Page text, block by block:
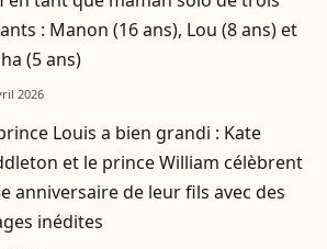
: Manon (16 ans), Lou (8 ans) et
(5 ans)
2026
Louis a bien grandi : Kate
et le prince William célèbrent
anniversaire de leur fils avec des
inédites